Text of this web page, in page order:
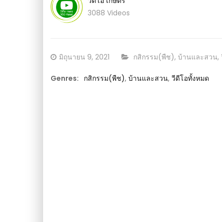
DIY วิธีทำหัวก๊อกน้ำ ‘กระจาย’ ด้วยวิธีที่ง่าย ไม่ต้
แพง (มีคลิป)
3088 Videos
Posted
มิถุนายน 9, 2021 CATEGORY:
กสิกรรม(พืช), บ้านและสวน,
Genres: กสิกรรม(พืช), บ้านและสวน, วีดีโอทั้งหมด